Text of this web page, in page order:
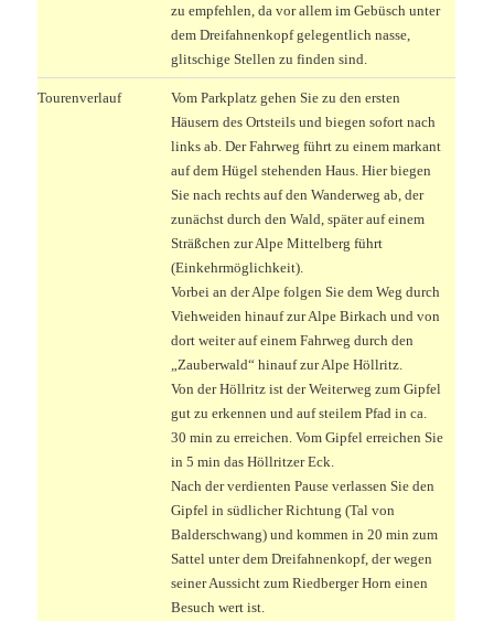
zu empfehlen, da vor allem im Gebüsch unter
dem Dreifahnenkopf gelegentlich nasse,
glitschige Stellen zu finden sind.
Tourenverlauf
Vom Parkplatz gehen Sie zu den ersten
Häusern des Ortsteils und biegen sofort nach
links ab. Der Fahrweg führt zu einem markant
auf dem Hügel stehenden Haus. Hier biegen
Sie nach rechts auf den Wanderweg ab, der
zunächst durch den Wald, später auf einem
Sträßchen zur Alpe Mittelberg führt
(Einkehrmöglichkeit).
Vorbei an der Alpe folgen Sie dem Weg durch
Viehweiden hinauf zur Alpe Birkach und von
dort weiter auf einem Fahrweg durch den
„Zauberwald“ hinauf zur Alpe Höllritz.
Von der Höllritz ist der Weiterweg zum Gipfel
gut zu erkennen und auf steilem Pfad in ca.
30 min zu erreichen. Vom Gipfel erreichen Sie
in 5 min das Höllritzer Eck.
Nach der verdienten Pause verlassen Sie den
Gipfel in südlicher Richtung (Tal von
Balderschwang) und kommen in 20 min zum
Sattel unter dem Dreifahnenkopf, der wegen
seiner Aussicht zum Riedberger Horn einen
Besuch wert ist.